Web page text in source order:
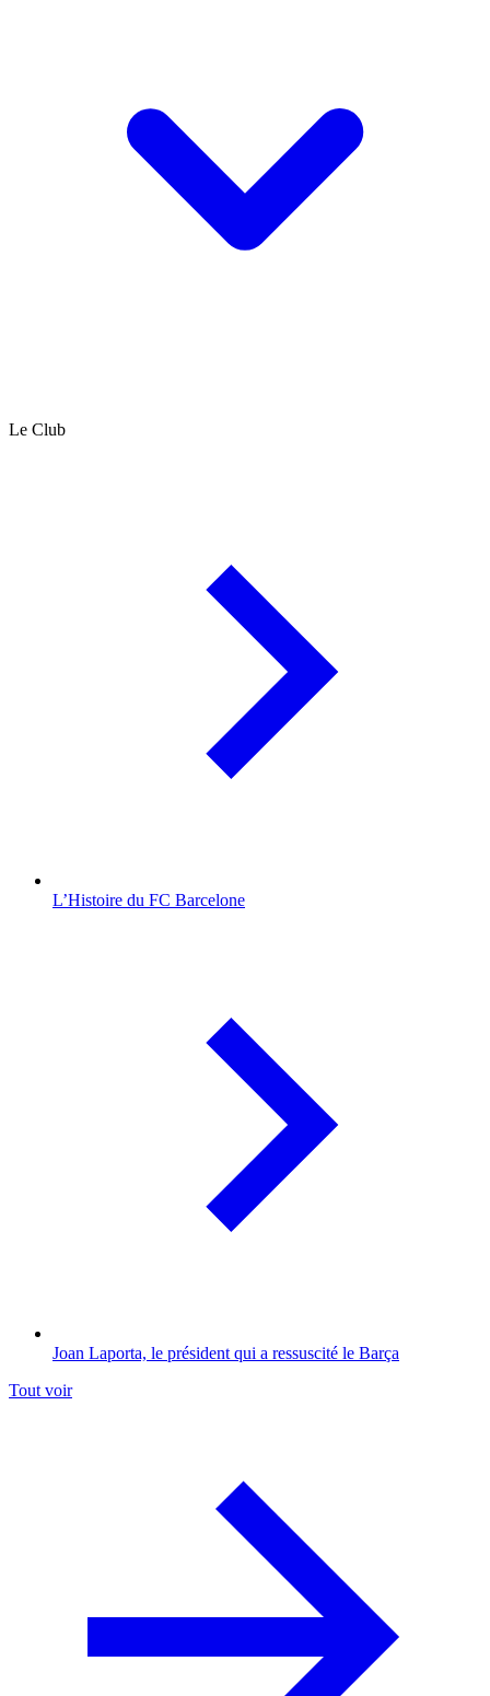
Le Club
L’Histoire du FC Barcelone
Joan Laporta, le président qui a ressuscité le Barça
Tout voir